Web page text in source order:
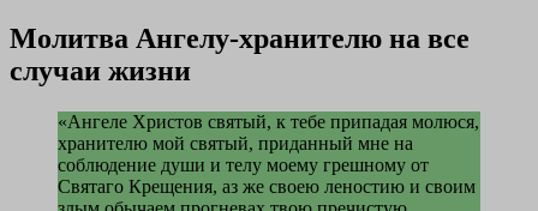
Молитва Ангелу-хранителю на все
случаи жизни
«Ангеле Христов святый, к тебе припадая молюся,
хранителю мой святый, приданный мне на
соблюдение души и телу моему грешному от
Святаго Крещения, аз же своею леностию и своим